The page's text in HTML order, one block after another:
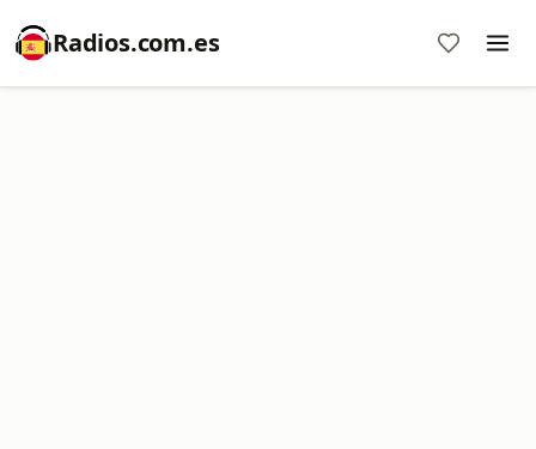
Radios.com.es